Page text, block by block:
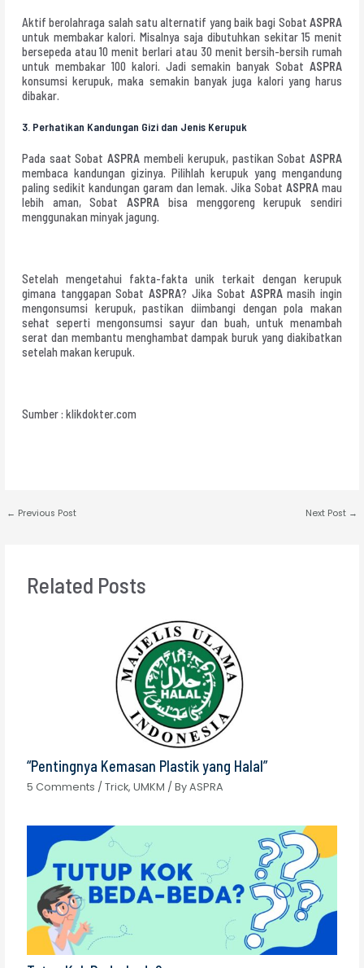
Aktif berolahraga salah satu alternatif yang baik bagi SobatASPRA
untuk membakar kalori. Misalnya saja dibutuhkan sekitar 15 menit
bersepeda atau 10 menit berlari atau 30 menit bersih-bersih rumah
untuk membakar 100 kalori. Jadi semakin banyak SobatASPRA
konsumsi kerupuk, maka semakin banyak juga kalori yang harus
dibakar.
3. Perhatikan Kandungan Gizi dan Jenis Kerupuk
Pada saat SobatASPRAmembeli kerupuk, pastikan SobatASPRA
membaca kandungan gizinya. Pilihlah kerupuk yang mengandung
paling sedikit kandungan garam dan lemak. Jika SobatASPRA mau
lebih aman, SobatASPRA bisa menggoreng kerupuk sendiri
menggunakan minyak jagung.
Setelah mengetahui fakta-fakta unik terkait dengan kerupuk
gimana tanggapan SobatASPRA? Jika Sobat ASPRAmasih ingin
mengonsumsi kerupuk, pastikan diimbangi dengan pola makan
sehat seperti mengonsumsi sayur dan buah, untuk menambah
serat dan membantu menghambat dampak buruk yang diakibatkan
setelah makan kerupuk.
Sumber : klikdokter.com
← Previous Post Next Post →
Related Posts
“Pentingnya Kemasan Plastik yang Halal”
5 Comments /Trick,UMKM / ByASPRA